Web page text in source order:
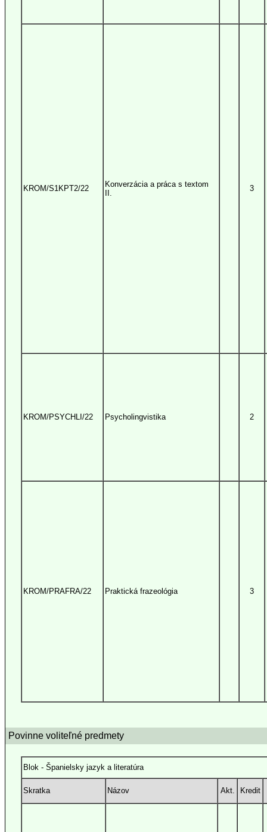
KROM/S1KPT2/22
Konverzácia a práca s textom
II.
3
KROM/PSYCHLI/22 Psycholingvistika 2
KROM/PRAFRA/22 Praktická frazeológia 3
Povinne voliteľné predmety
Blok - Španielsky jazyk a literatúra
Skratka Názov Akt. Kredit